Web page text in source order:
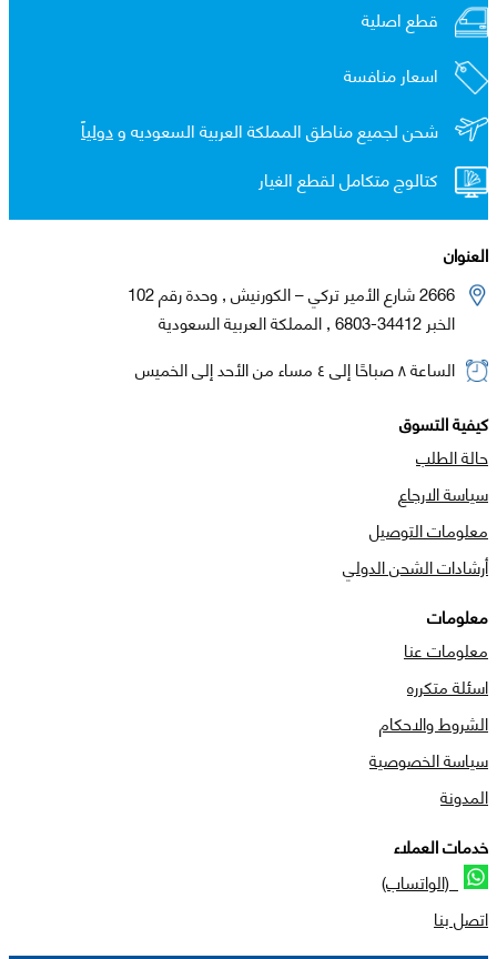
قطع اصلية
اسعار منافسة
شحن لجميع مناطق المملكة العربية السعوديه ودولياً
كتالوج متكامل لقطع الغيار
العنوان
2666 شارع الأمير تركي – الكورنيش , وحدة رقم 102
الخبر 34412-6803 , المملكة العربية السعودية
الساعة ٨ صباحًا إلى ٤ مساء من الأحد إلى الخميس
كيفية التسوق
حالة الطلب
سياسة الارجاع
معلومات التوصيل
أرشادات الشحن الدولي
معلومات
معلومات عنا
اسئلة متكرره
الشروط والاحكام
سياسة الخصوصية
المدونة
خدمات العملاء
(الواتساب)
اتصل بنا